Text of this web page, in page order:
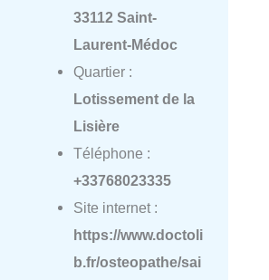
33112 Saint-
Laurent-Médoc
Quartier :
Lotissement de la
Lisière
Téléphone :
+33768023335
Site internet :
https://www.doctoli
b.fr/osteopathe/sai